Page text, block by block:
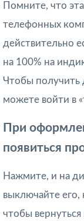
Помните, что
телефонных
действительно
на 100% на
Чтобы получить
можете войти в
При
появиться
Нажмите, и на
выключайте
чтобы вернуться